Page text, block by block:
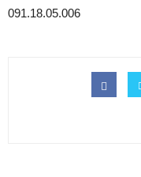
091.18.05.006